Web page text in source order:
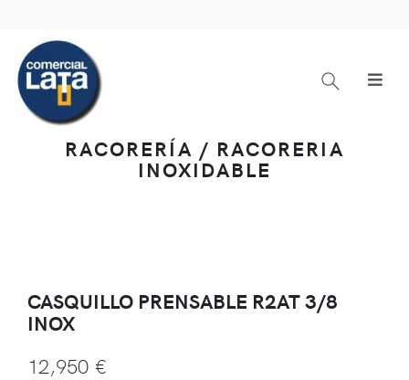
RACORERÍA / RACORERIA
INOXIDABLE
CASQUILLO PRENSABLE R2AT 3/8
INOX
12,950 €